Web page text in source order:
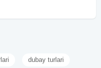
dubay turlari